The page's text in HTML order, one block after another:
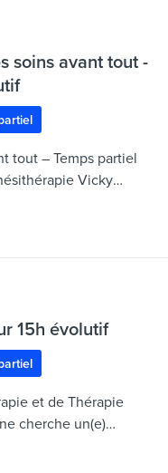
soins avant tout -
tout – Temps partiel
Vicky
dans la commune
une nouvelle étape de
de deux
contribuer au
où chaque patient
individualisée,
clinique et une
qualité.Nous
idées et contribuer
15h évolutif
et de Thérapie
cherche un(e)
en uro-gynécologie
création de poste de